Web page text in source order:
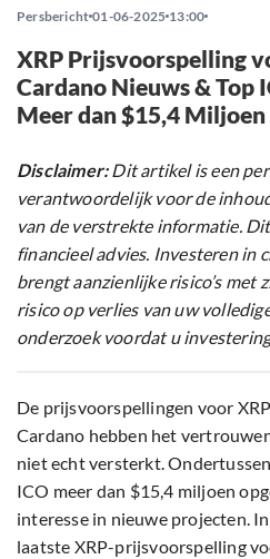
Persbericht 01-06-2025 13:00
XRP Prijsvoorspelling
Cardano Nieuws & Top
Meer dan $15,4 Miljoen
Disclaimer:Dit artikel is een
verantwoordelijk voor de
van de verstrekte informatie.
financieel advies. Investeren in
brengt aanzienlijke risico’s met
risico op verlies van uw
onderzoek voordat u
De prijsvoorspellingen voor
Cardano hebben het
niet echt versterkt.
ICO meer dan $15,4 miljoen
interesse in nieuwe projecten.
laatste XRP-prijsvoorspelling